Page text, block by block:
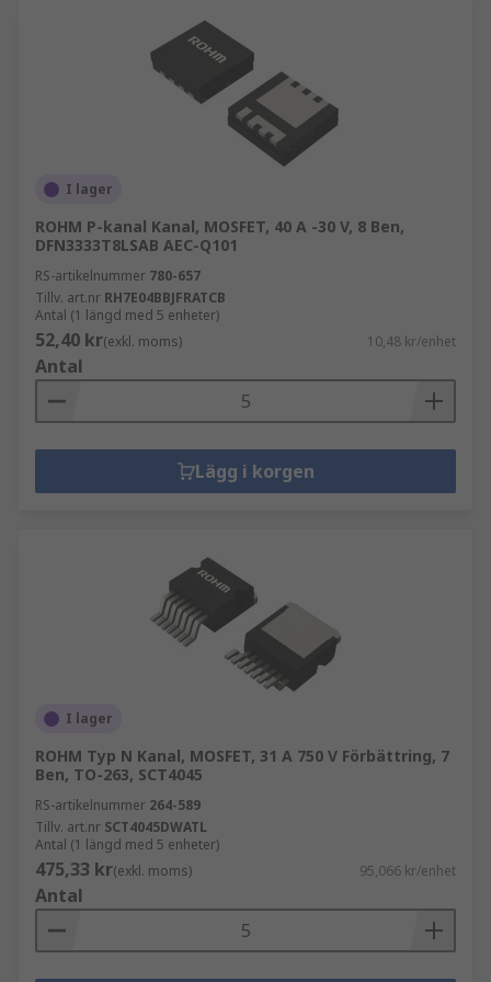
I lager
ROHM P-kanal Kanal, MOSFET, 40 A -30 V, 8 Ben,
DFN3333T8LSAB AEC-Q101
RS-artikelnummer 780-657
Tillv. art.nr RH7E04BBJFRATCB
Antal (1 längd med 5 enheter)
52,40 kr(exkl. moms) 10,48 kr/enhet
Antal
Lägg i korgen
I lager
ROHM Typ N Kanal, MOSFET, 31 A 750 V Förbättring, 7
Ben, TO-263, SCT4045
RS-artikelnummer 264-589
Tillv. art.nr SCT4045DWATL
Antal (1 längd med 5 enheter)
475,33 kr(exkl. moms) 95,066 kr/enhet
Antal